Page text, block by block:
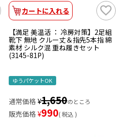
カートに入れる
【満足 美温活 ： 冷房対策】2足組
靴下 無地 クルー丈＆指先5本指 綿
素材 シルク混 重ね履きセット
(3145-81P)
ゆうパケットOK
通常価格 ¥1,650のところ
販売価格 ¥990 税込